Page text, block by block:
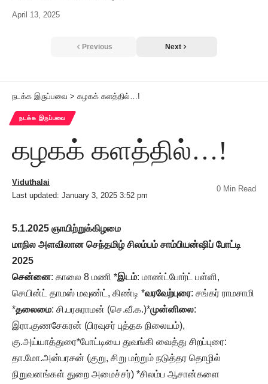
April 13, 2025
Previous Next
நடக்க இருப்பவை > கழகக் களத்தில்…!
நடக்க இருப்பவை
கழகக் களத்தில்…!
Last updated: January 3, 2025 3:52 pm
Viduthalai
0 Min Read
5.1.2025 ஞாயிற்றுக்கிழமை
மாநில அளவிலான செந்தமிழ் சிலம்பம் சாம்பியன்ஷிப் போட்டி
2025
சென்னை: காலை 8 மணி *இடம்: மாண்ட்போர்ட் பள்ளி,
செயின்ட் தாமஸ் மவுண்ட், கிண்டி *வரவேற்புரை: சங்கர் ராமசாமி
*தலைமை: சி.பரசுராமன் (செ.வீ.க.)*முன்னிலை:
இரா.குணசேகரன் (பிரவுசர் புத்தக நிலையம்),
கு.அய்யாத்துரை*போட்டியை துவங்கி வைத்து சிறப்புரை:
தா.மோ.அன்பரசன் (குறு, சிறு மற்றும் நடுத்தர தொழில்
நிறுவனங்கள் துறை அமைச்சர்) *சிலம்ப ஆசான்களை